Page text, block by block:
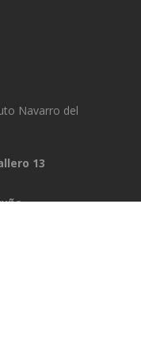
Navarro del
13